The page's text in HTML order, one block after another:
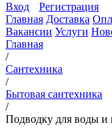
Вход
Регистрация
Главная Доставка
Вакансии Услуги
Главная
/
Сантехника
/
Бытовая сантехника
/
Подводку для воды и